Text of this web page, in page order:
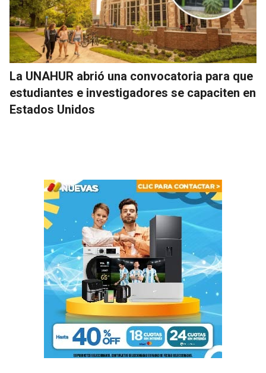
La UNAHUR abrió una convocatoria para que
estudiantes e investigadores se capaciten en
Estados Unidos